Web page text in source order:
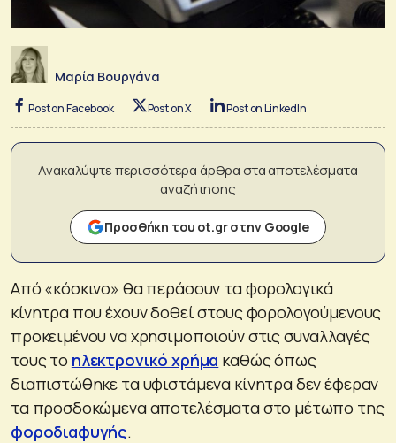
Μαρία Βουργάνα
Post on Facebook Post on X Post on LinkedIn
Ανακαλύψτε περισσότερα άρθρα στα αποτελέσματα
αναζήτησης
Προσθήκη του ot.gr στην Google
Από «κόσκινο» θα περάσουν τα φορολογικά
κίνητρα που έχουν δοθεί στους φορολογούμενους
προκειμένου να χρησιμοποιούν στις συναλλαγές
τους το ηλεκτρονικό χρήμα καθώς όπως
διαπιστώθηκε τα υφιστάμενα κίνητρα δεν έφεραν
τα προσδοκώμενα αποτελέσματα στο μέτωπο της
φοροδιαφυγής.